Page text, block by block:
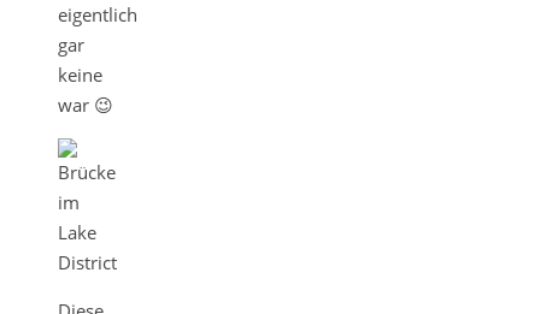
eigentlich
gar
keine
war 😉